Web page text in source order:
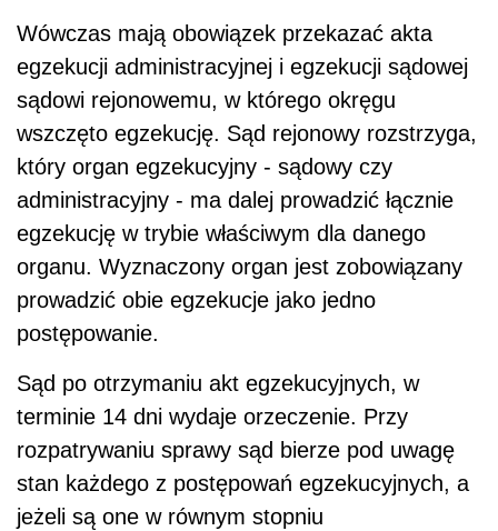
Wówczas mają obowiązek przekazać akta
egzekucji administracyjnej i egzekucji sądowej
sądowi rejonowemu, w którego okręgu
wszczęto egzekucję. Sąd rejonowy rozstrzyga,
który organ egzekucyjny - sądowy czy
administracyjny - ma dalej prowadzić łącznie
egzekucję w trybie właściwym dla danego
organu. Wyznaczony organ jest zobowiązany
prowadzić obie egzekucje jako jedno
postępowanie.
Sąd po otrzymaniu akt egzekucyjnych, w
terminie 14 dni wydaje orzeczenie. Przy
rozpatrywaniu sprawy sąd bierze pod uwagę
stan każdego z postępowań egzekucyjnych, a
jeżeli są one w równym stopniu